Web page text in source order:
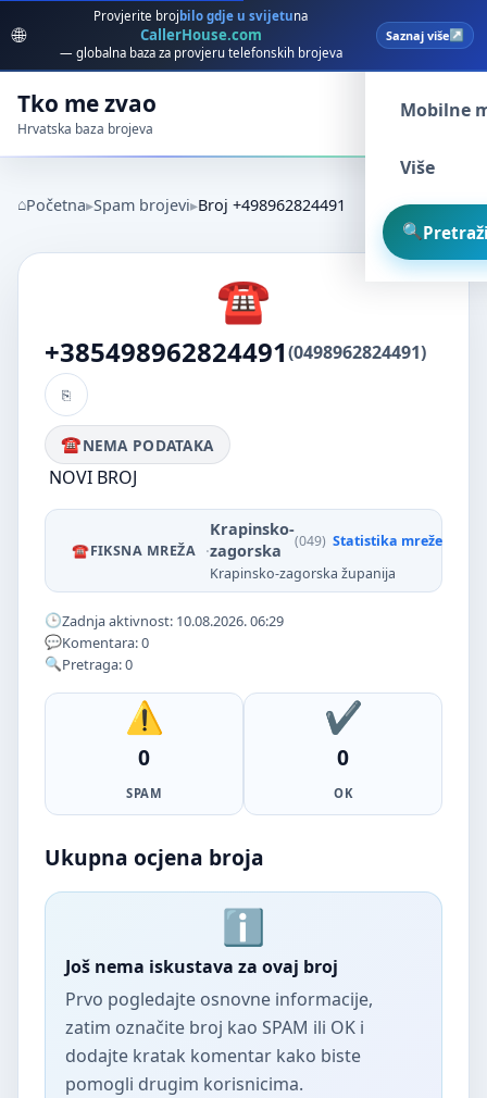
🌐
Provjerite broj bilo gdje u svijetuna
CallerHouse.com
— globalna baza za provjeru telefonskih brojeva
Saznaj više
Tko me zvao
Hrvatska baza brojeva
Spam
Mobilne
Više
Početna Spam brojevi Broj +498962824491
+385498962824491(0498962824491)
NEMA PODATAKA
NOVI BROJ
FIKSNA MREŽA ·
Krapinsko-
zagorska
(049) Statistika mreže
Krapinsko-zagorska županija
Zadnja aktivnost: 10.08.2026. 06:29
Komentara: 0
Pretraga: 0
0
SPAM
0
OK
Ukupna ocjena broja
Još nema iskustava za ovaj broj
Prvo pogledajte osnovne informacije,
zatim označite broj kao SPAM ili OK i
dodajte kratak komentar kako biste
pomogli drugim korisnicima.